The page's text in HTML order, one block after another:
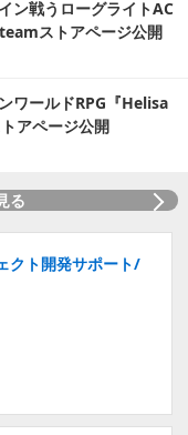
ン戦うローグライトAC
ストアページ公開
ワールドRPG『Helisa
アページ公開
る
クト開発サポート/